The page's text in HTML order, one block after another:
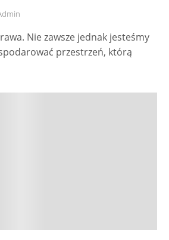
Nie zawsze jednak jesteśmy
przestrzeń, którą